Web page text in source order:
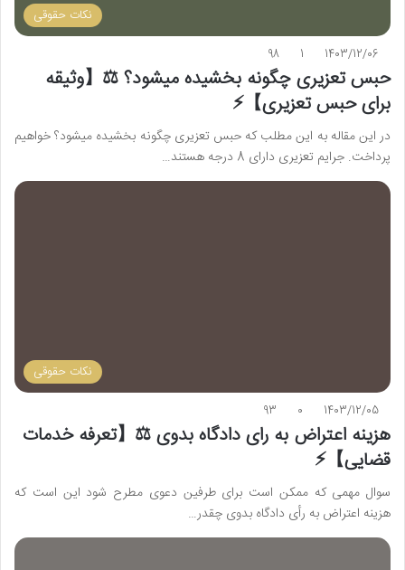
نکات حقوقی
1403/12/06
1
98
حبس تعزیری چگونه بخشیده میشود؟ ⚖️【وثیقه
برای حبس تعزیری】⚡️
در این مقاله به این مطلب که حبس تعزیری چگونه بخشیده میشود؟ خواهیم
پرداخت. جرایم تعزیری دارای 8 درجه هستند…
نکات حقوقی
1403/12/05
0
93
هزینه اعتراض به رای دادگاه بدوی ⚖️【تعرفه خدمات
قضایی】⚡️
سوال مهمی که ممکن است برای طرفین دعوی مطرح شود این است که
هزینه اعتراض به رأی دادگاه بدوی چقدر…